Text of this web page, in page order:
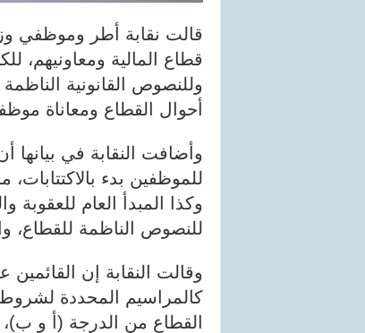
قالت نقابة أطر وموظفي
قطاع المالية ومعاونيهم،
وللنصوص القانونية
أحوال القطاع ومعاناة
وأضافت النقابة في
للموظفين بدء بالاكتتابات،
وكذا المبدأ العام
للنصوص الناظمة للقطاع،
وقالت النقابة إن
كالمراسيم المحددة